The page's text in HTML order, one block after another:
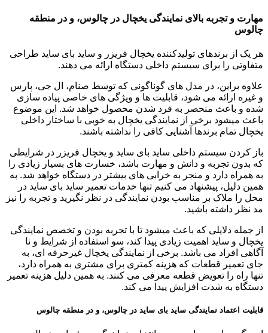
مهارت و تجربه بالای نمایندگی یخچال در چالوس، و در منطقه
چالوس
هر یک از برندهای تولیدکننده یخچال فریزر و ساید بای ساید طراحی
متفاوتی را برای سیستم داخلی دستگاه ارائه می دهند.
علاوه براین، در مدل های گوناگونی که توسط صنام، ال جی، پارس
و غیره ارائه می شود، قابلیت ها و ویژگی های خاصی پیاده سازی
شده و باعث منحصر به فرد شدن محصول خواهد شد. این موضوع
باعث میشود برخی از نمایندگی یخچال به خوبی با ساختار داخلی
یخچال تمام برندها آشنایی کافی را نداشته باشند.
باز کردن سیستم داخلی ساید بای ساید و یخچال فریزر در شرایطی
که بدون تجربه و دانش و مهارت باشد، خسارت های بسیار زیادی را
به همراه دارد و منجر به خرابی های بیشتر در دستگاه خواهد شد. به
همین دلیل، پیشنهاد می کنیم تنها خدمات تعمیر ساید بای ساید در
محل را ملاک بر مناسب بودن نمایندگی در نظر نگیرید و تجربه را نیز
مد نظر داشته باشید.
از جمله دلایلی که باعث میشود تا با تجربه بودن و تخصص نمایندگی
یخچال و ساید اهمیت زیادی پیدا کند، سو استفاده از شرایط و نا
آگاهی افراد می باشد. برخی از نمایندگی یخچال غیرحرفه ای، به
جای تعمیر قطعات که هزینه کمتری برای مشتری به همراه دارد،
تنها راه را تعویض قطعه معرفی می کنند. به همین دلیل هزینه تعمیر
دستگاه به شدت افزایش پیدا می کند.
قابلیت اعتماد نمایندگی ساید بای ساید در چالوس، و در منطقه چالوس